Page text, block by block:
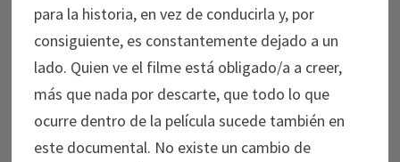
para la historia, en vez de conducirla y, por
consiguiente, es constantemente dejado a un
lado. Quien ve el filme está obligado/a a creer,
más que nada por descarte, que todo lo que
ocurre dentro de la película sucede también en
este documental. No existe un cambio de